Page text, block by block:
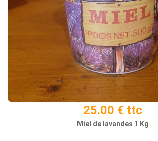
25.00 € ttc
Miel de lavandes 1 Kg